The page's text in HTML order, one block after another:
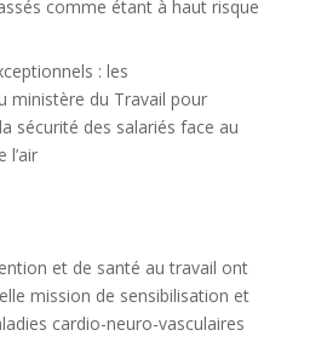
comme étant à haut risque
: les
ministère du Travail pour
sécurité des salariés face au
l’air
et de santé au travail ont
mission de sensibilisation et
cardio-neuro-vasculaires